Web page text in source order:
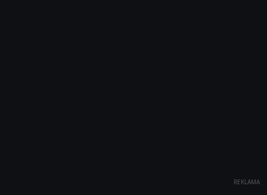
REKLAMA